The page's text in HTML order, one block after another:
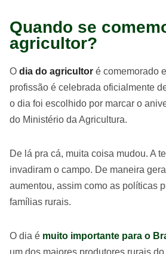
Quando se
agricultor?
O dia do agricultor é comemorado
profissão é celebrada oficialmente
o dia foi escolhido por marcar o
do Ministério da Agricultura.
De lá pra cá, muita coisa mudou. A
invadiram o campo. De maneira
aumentou, assim como as políticas
famílias rurais.
O dia é muito importante para o
um dos maiores produtores rurais